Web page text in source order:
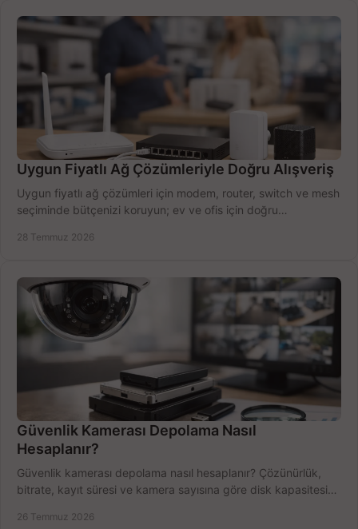
Uygun Fiyatlı Ağ Çözümleriyle Doğru Alışveriş
Uygun fiyatlı ağ çözümleri için modem, router, switch ve mesh
seçiminde bütçenizi koruyun; ev ve ofis için doğru
28 Temmuz 2026
Güvenlik Kamerası Depolama Nasıl
Hesaplanır?
Güvenlik kamerası depolama nasıl hesaplanır? Çözünürlük,
bitrate, kayıt süresi ve kamera sayısına göre disk kapasitesini
26 Temmuz 2026